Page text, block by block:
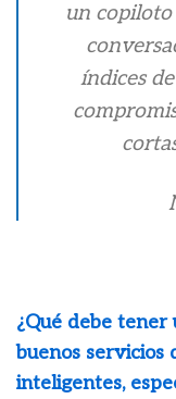
un
índices
¿Qué debe
buenos servicios
inteligentes,